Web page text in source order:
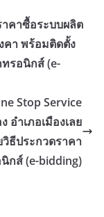
คาซื้อระบบผลิต
คา พร้อมติดตั้ง
รอนิกส์ (e-
Stop Service
อำเภอเมืองเลย
วิธีประกวดราคา
กส์ (e-bidding)